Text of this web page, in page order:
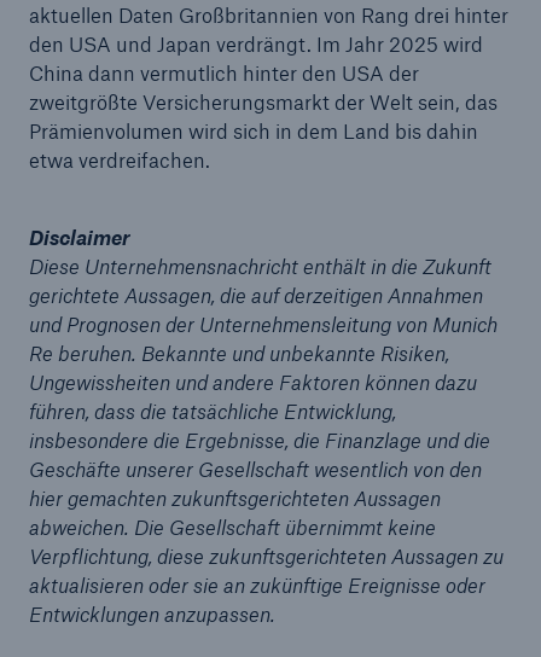
aktuellen Daten Großbritannien von Rang drei hinter
den USA und Japan verdrängt. Im Jahr 2025 wird
China dann vermutlich hinter den USA der
zweitgrößte Versicherungsmarkt der Welt sein, das
Prämienvolumen wird sich in dem Land bis dahin
etwa verdreifachen.
Disclaimer
Diese Unternehmensnachricht enthält in die Zukunft
gerichtete Aussagen, die auf derzeitigen Annahmen
und Prognosen der Unternehmensleitung von Munich
Re beruhen. Bekannte und unbekannte Risiken,
Ungewissheiten und andere Faktoren können dazu
führen, dass die tatsächliche Entwicklung,
insbesondere die Ergebnisse, die Finanzlage und die
Geschäfte unserer Gesellschaft wesentlich von den
hier gemachten zukunftsgerichteten Aussagen
abweichen. Die Gesellschaft übernimmt keine
Verpflichtung, diese zukunftsgerichteten Aussagen zu
aktualisieren oder sie an zukünftige Ereignisse oder
Entwicklungen anzupassen.
CLARA reduziert die Wartezeit bis zur
Leistungsentscheidung in der BU-
Versicherung bis zu
50 %
Cyber